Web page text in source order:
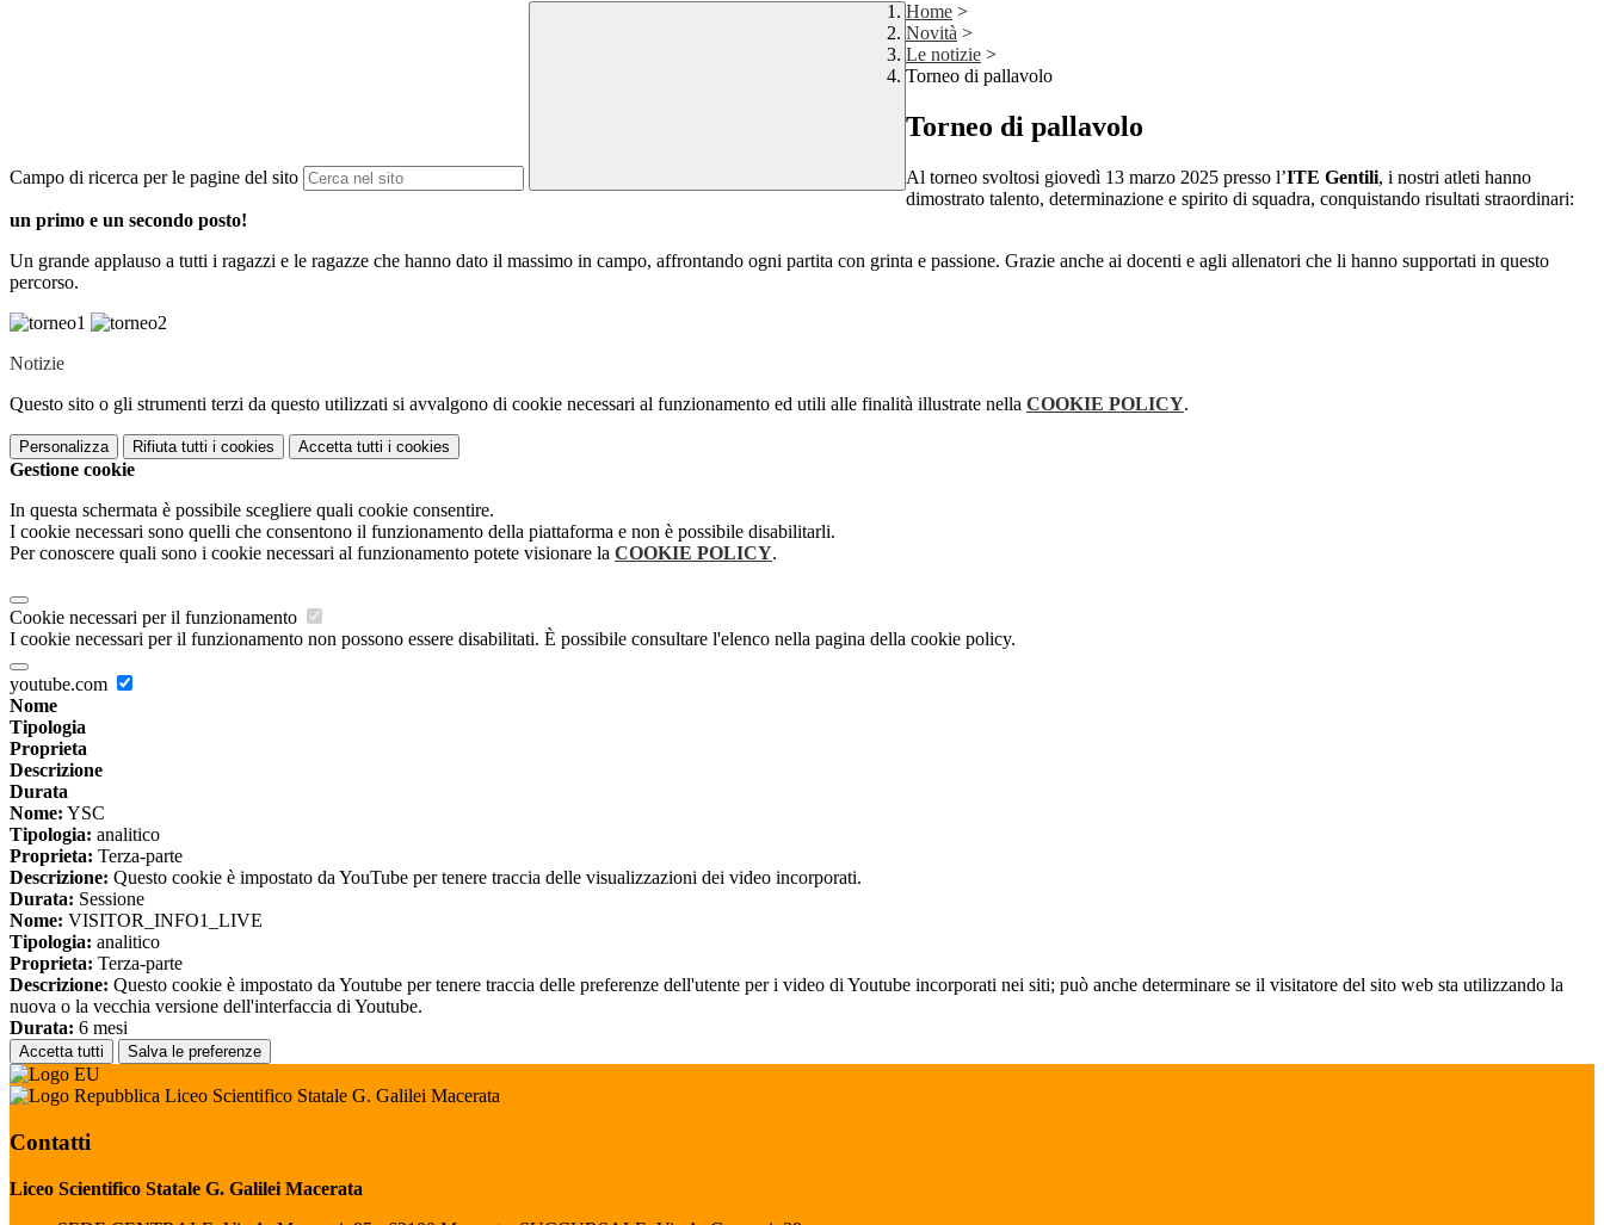
Campo di ricerca per le pagine del sito
Home >
Novità >
Le notizie >
Torneo di pallavolo
Torneo di pallavolo
Al torneo svoltosi giovedì 13 marzo 2025 presso l’ITE Gentili, i nostri atleti hanno
dimostrato talento, determinazione e spirito di squadra, conquistando risultati straordinari:
un primo e un secondo posto!
Un grande applauso a tutti i ragazzi e le ragazze che hanno dato il massimo in campo, affrontando ogni partita con grinta e passione. Grazie anche ai docenti e agli allenatori che li hanno supportati in questo
percorso.
Notizie
Questo sito o gli strumenti terzi da questo utilizzati si avvalgono di cookie necessari al funzionamento ed utili alle finalità illustrate nella COOKIE POLICY.
Personalizza Rifiuta tutti i cookies Accetta tutti i cookies
Gestione cookie
In questa schermata è possibile scegliere quali cookie consentire.
I cookie necessari sono quelli che consentono il funzionamento della piattaforma e non è possibile disabilitarli.
Per conoscere quali sono i cookie necessari al funzionamento potete visionare la COOKIE POLICY.
Cookie necessari per il funzionamento
I cookie necessari per il funzionamento non possono essere disabilitati. È possibile consultare l'elenco nella pagina della cookie policy.
youtube.com
Nome
Tipologia
Proprieta
Descrizione
Durata
Nome: YSC
Tipologia: analitico
Proprieta: Terza-parte
Descrizione: Questo cookie è impostato da YouTube per tenere traccia delle visualizzazioni dei video incorporati.
Durata: Sessione
Nome: VISITOR_INFO1_LIVE
Tipologia: analitico
Proprieta: Terza-parte
Descrizione: Questo cookie è impostato da Youtube per tenere traccia delle preferenze dell'utente per i video di Youtube incorporati nei siti; può anche determinare se il visitatore del sito web sta utilizzando la
nuova o la vecchia versione dell'interfaccia di Youtube.
Durata: 6 mesi
Accetta tutti Salva le preferenze
Liceo Scientifico Statale G. Galilei Macerata
Contatti
Liceo Scientifico Statale G. Galilei Macerata